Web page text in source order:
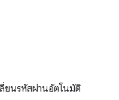
ยนรหัสผ่านอัตโนมัติ